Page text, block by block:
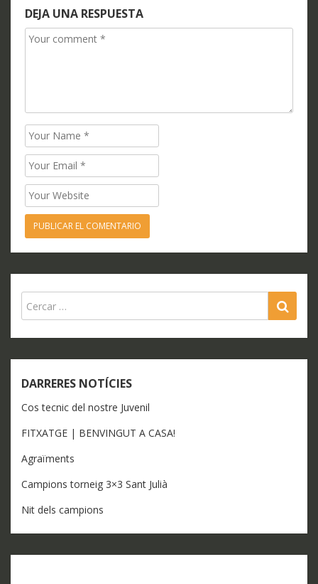
DEJA UNA RESPUESTA
Comment
Name
Email
Website
DARRERES NOTÍCIES
Cos tecnic del nostre Juvenil
FITXATGE | BENVINGUT A CASA!
Agraïments
Campions torneig 3×3 Sant Julià
Nit dels campions